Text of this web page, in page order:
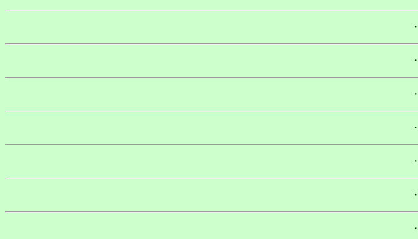
・
・
・
・
・
・
・